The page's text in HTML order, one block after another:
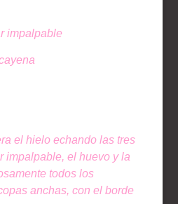
impalpable
el hielo echando las tres
impalpable, el huevo y la
todos los
anchas, con el borde